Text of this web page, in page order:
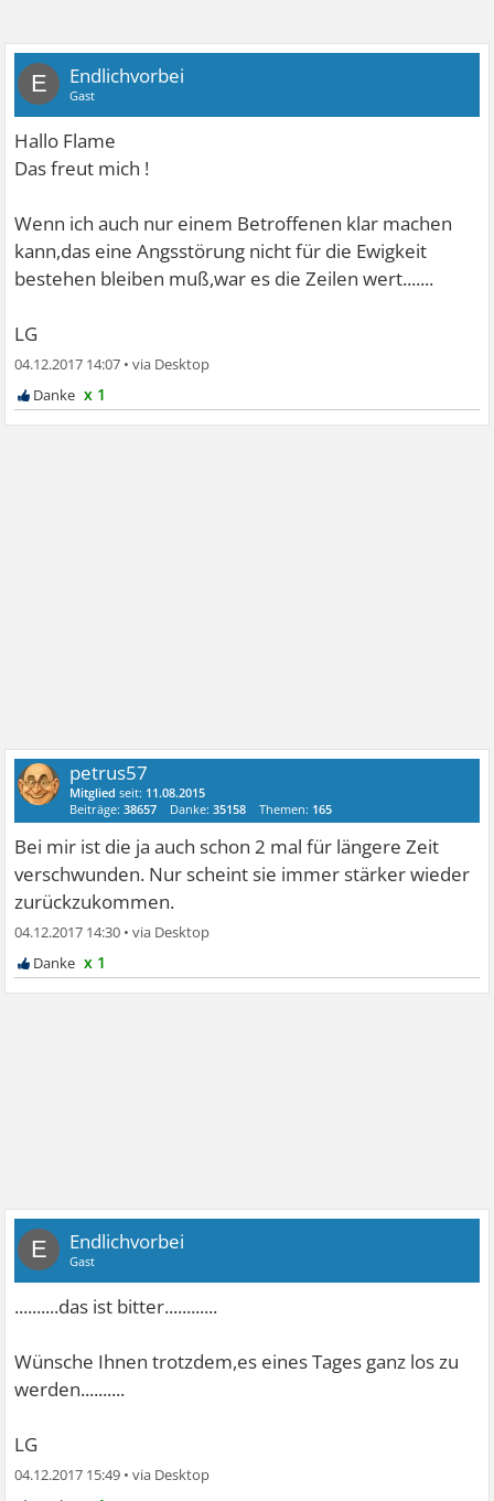
E Endlichvorbei
Gast
Hallo Flame
Das freut mich !
Wenn ich auch nur einem Betroffenen klar machen
kann,das eine Angsstörung nicht für die Ewigkeit
bestehen bleiben muß,war es die Zeilen wert.......
LG
04.12.2017 14:07 •
x 1
petrus57
Mitglied seit: 11.08.2015
Beiträge:38657 Danke:35158 Themen: 165
Bei mir ist die ja auch schon 2 mal für längere Zeit
verschwunden. Nur scheint sie immer stärker wieder
zurückzukommen.
04.12.2017 14:30 •
x 1
E Endlichvorbei
Gast
..........das ist bitter............
Wünsche Ihnen trotzdem,es eines Tages ganz los zu
werden..........
LG
04.12.2017 15:49 •